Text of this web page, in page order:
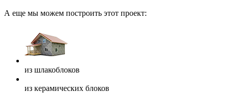
А еще мы можем построить этот проект:
из шлакоблоков
из керамических блоков